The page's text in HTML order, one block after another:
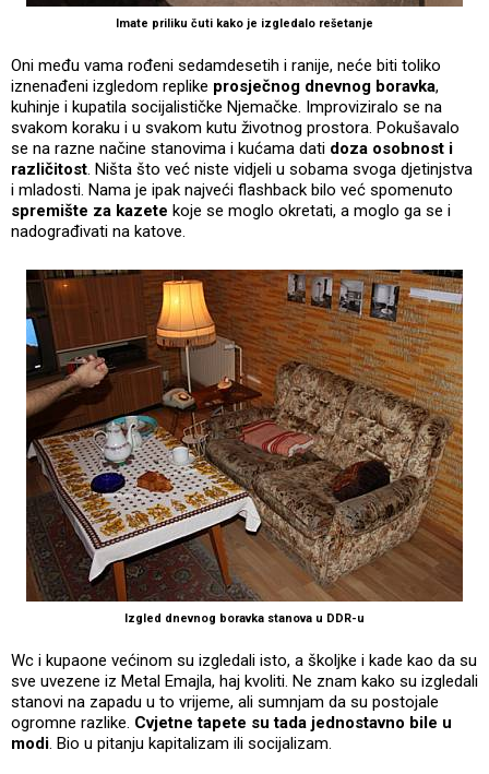
Imate priliku čuti kako je izgledalo rešetanje
Oni među vama rođeni sedamdesetih i ranije, neće biti toliko
iznenađeni izgledom replike prosječnog dnevnog boravka,
kuhinje i kupatila socijalističke Njemačke. Improviziralo se na
svakom koraku i u svakom kutu životnog prostora. Pokušavalo
se na razne načine stanovima i kućama dati doza osobnost i
različitost. Ništa što već niste vidjeli u sobama svoga djetinjstva
i mladosti. Nama je ipak najveći flashback bilo već spomenuto
spremište za kazete koje se moglo okretati, a moglo ga se i
nadograđivati na katove.
Izgled dnevnog boravka stanova u DDR-u
Wc i kupaone većinom su izgledali isto, a školjke i kade kao da su
sve uvezene iz Metal Emajla, haj kvoliti. Ne znam kako su izgledali
stanovi na zapadu u to vrijeme, ali sumnjam da su postojale
ogromne razlike. Cvjetne tapete su tada jednostavno bile u
modi. Bio u pitanju kapitalizam ili socijalizam.